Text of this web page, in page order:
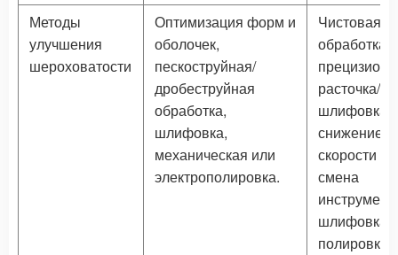
Методы
улучшения
шероховатости
Оптимизация форм и
оболочек,
пескоструйная/
дробеструйная
обработка,
шлифовка,
механическая или
электрополировка.
Чистовая
обработка,
расточка/
шлифовка,
снижение
скорости
смена
шлифовка
полировка.